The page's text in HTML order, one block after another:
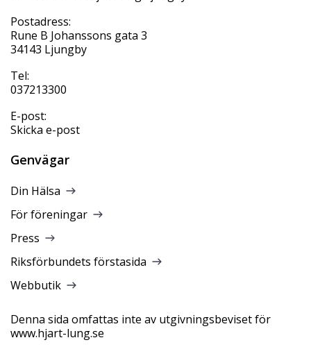
Postadress:
Rune B Johanssons gata 3
34143 Ljungby
Tel:
037213300
E-post:
Skicka e-post
Genvägar
Din Hälsa
För föreningar
Press
Riksförbundets förstasida
Webbutik
Denna sida omfattas inte av utgivningsbeviset för
www.hjart-lung.se